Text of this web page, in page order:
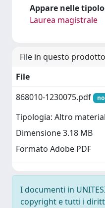
Appare nelle
Laurea magistrale
File in questo
File
868010-1230075.pdf
Tipologia: Altro
Dimensione 3.18 MB
Formato Adobe PDF
I documenti in
copyright e tutti i